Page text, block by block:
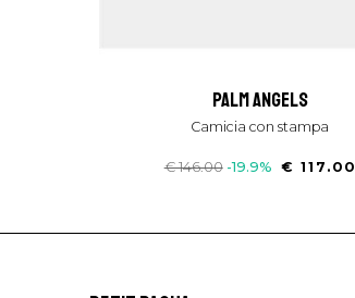
palm angels
camicia con stampa
€ 146.00 -19.9% € 117.00